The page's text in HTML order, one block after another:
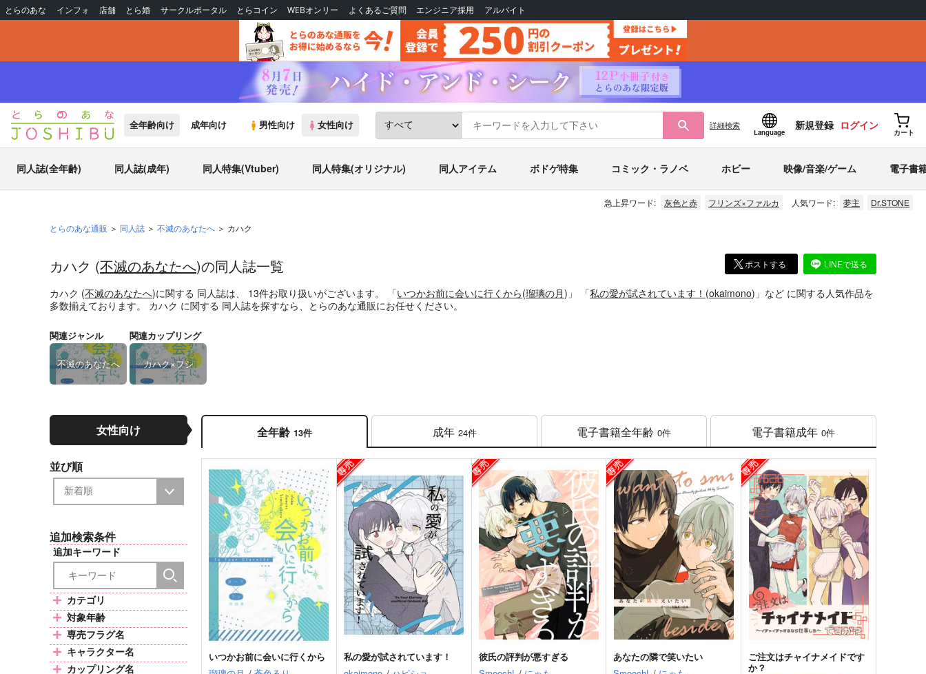
とらのあな インフォ 店舗 とら婚 サークルポータル とらコイン WEBオンリー よくあるご質問 エンジニア採用 アルバイト
全年齢向け 成年向け 男性向け 女性向け 詳細検索
Language
新規登録 ログイン
カート
同人誌(全年齢) 同人誌(成年) 同人特集(Vtuber) 同人特集(オリジナル) 同人アイテム ボドゲ特集 コミック・ラノベ ホビー 映像/音楽/ゲーム 電子書
急上昇ワード: 灰色と赤 フリンズ×ファルカ 人気ワード: 夢主 Dr.STONE
とらのあな通販 同人誌 不滅のあなたへ カハク
ポストする LINEで送る
カハク (不滅のあなたへ)の同人誌一覧
カハク (不滅のあなたへ)に関する 同人誌は、 13件お取り扱いがございます。 「いつかお前に会いに行くから(瑠璃の月)」 「私の愛が試されています！ (okaimono)」 など に関する人気作品を
多数揃えております。 カハク に関する 同人誌を探すなら、とらのあな通販にお任せください。
関連ジャンル
不滅のあなたへ
関連カップリング
カハク×フシ
女性向け
並び順
追加検索条件
追加キーワード
カテゴリ
対象年齢
専売フラグ名
キャラクター名
カップリング名
全年齢 13件 成年 24件 電子書籍全年齢 0件 電子書籍成年 0件
いつかお前に会いに行くから
私の愛が試されています！
彼氏の評判が悪すぎる
あなたの隣で笑いたい
ご注文はチャイナメイドです
か？